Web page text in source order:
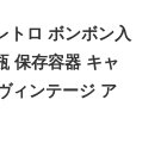
トロ ボンボン入
保存容器 キャ
ィンテージ ア